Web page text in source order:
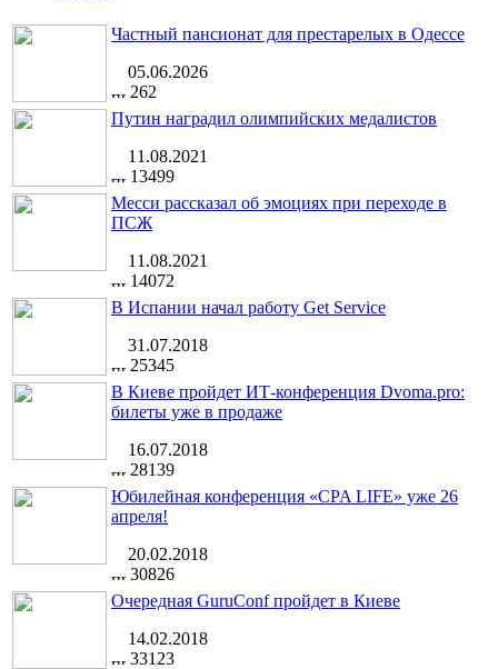
Частный пансионат для престарелых в Одессе
05.06.2026
262
Путин наградил олимпийских медалистов
11.08.2021
13499
Месси рассказал об эмоциях при переходе в
ПСЖ
11.08.2021
14072
В Испании начал работу Get Service
31.07.2018
25345
В Киеве пройдет ИТ-конференция Dvoma.pro:
билеты уже в продаже
16.07.2018
28139
Юбилейная конференция «CPA LIFE» уже 26
апреля!
20.02.2018
30826
Очередная GuruConf пройдет в Киеве
14.02.2018
33123